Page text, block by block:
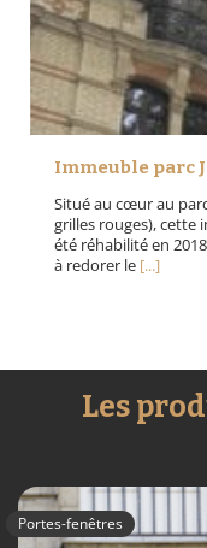
Immeuble parc
Situé au cœur au
grilles rouges), cette
été réhabilité en
à redorer le [...]
Les
Portes-fenêtres